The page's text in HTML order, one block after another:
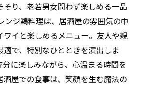
そり、老若男女問わず楽しめる一品
ンジ鶏料理は、居酒屋の雰囲気の中
ワイと楽しめるメニュー。友人や親
で、特別なひとときを演出しま
に楽しみながら、心温まる時間を
屋での食事は、笑顔を生む魔法の